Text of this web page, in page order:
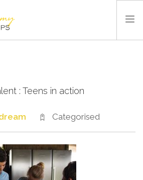
: Teens in action
Categorised